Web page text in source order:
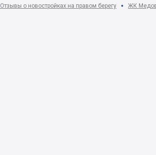
Отзывы о новостройках на правом берегу ЖК